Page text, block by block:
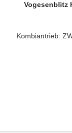
Vogesenblitz
Kombiantrieb: